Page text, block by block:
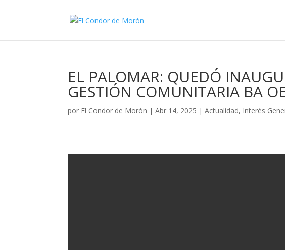
EL PALOMAR: QUEDÓ
GESTIÓN COMUNITARIA BA
por El Condor de Morón |Abr 14, 2025 |Actualidad, Interés